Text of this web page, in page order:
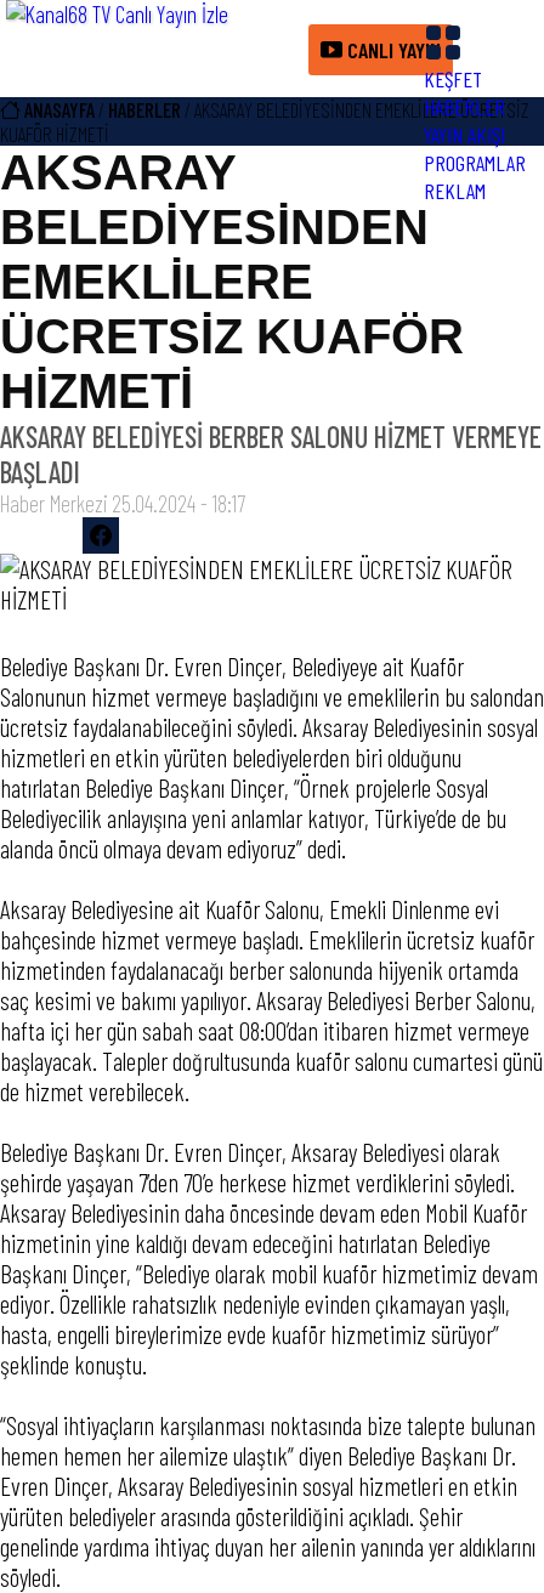
CANLI YAYIN
KEŞFET
HABERLER
YAYIN AKIŞI
PROGRAMLAR
REKLAM
ANASAYFA / HABERLER / AKSARAY BELEDİYESİNDEN EMEKLİLERE ÜCRETSİZ
KUAFÖR HİZMETİ
AKSARAY
BELEDİYESİNDEN
EMEKLİLERE
ÜCRETSİZ KUAFÖR
HİZMETİ
AKSARAY BELEDİYESİ BERBER SALONU HİZMET VERMEYE
BAŞLADI
Haber Merkezi 25.04.2024 - 18:17
Belediye Başkanı Dr. Evren Dinçer, Belediyeye ait Kuaför
Salonunun hizmet vermeye başladığını ve emeklilerin bu salondan
ücretsiz faydalanabileceğini söyledi. Aksaray Belediyesinin sosyal
hizmetleri en etkin yürüten belediyelerden biri olduğunu
hatırlatan Belediye Başkanı Dinçer, “Örnek projelerle Sosyal
Belediyecilik anlayışına yeni anlamlar katıyor, Türkiye’de de bu
alanda öncü olmaya devam ediyoruz” dedi.
Aksaray Belediyesine ait Kuaför Salonu, Emekli Dinlenme evi
bahçesinde hizmet vermeye başladı. Emeklilerin ücretsiz kuaför
hizmetinden faydalanacağı berber salonunda hijyenik ortamda
saç kesimi ve bakımı yapılıyor. Aksaray Belediyesi Berber Salonu,
hafta içi her gün sabah saat 08:00’dan itibaren hizmet vermeye
başlayacak. Talepler doğrultusunda kuaför salonu cumartesi günü
de hizmet verebilecek.
Belediye Başkanı Dr. Evren Dinçer, Aksaray Belediyesi olarak
şehirde yaşayan 7’den 70’e herkese hizmet verdiklerini söyledi.
Aksaray Belediyesinin daha öncesinde devam eden Mobil Kuaför
hizmetinin yine kaldığı devam edeceğini hatırlatan Belediye
Başkanı Dinçer, “Belediye olarak mobil kuaför hizmetimiz devam
ediyor. Özellikle rahatsızlık nedeniyle evinden çıkamayan yaşlı,
hasta, engelli bireylerimize evde kuaför hizmetimiz sürüyor”
şeklinde konuştu.
“Sosyal ihtiyaçların karşılanması noktasında bize talepte bulunan
hemen hemen her ailemize ulaştık” diyen Belediye Başkanı Dr.
Evren Dinçer, Aksaray Belediyesinin sosyal hizmetleri en etkin
yürüten belediyeler arasında gösterildiğini açıkladı. Şehir
genelinde yardıma ihtiyaç duyan her ailenin yanında yer aldıklarını
söyledi.